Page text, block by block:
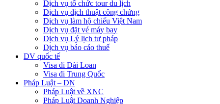
Dịch vụ tổ chức tour du lịch
Dịch vụ dịch thuật công chứng
Dịch vụ làm hộ chiếu Việt Nam
Dịch vụ đặt vé máy bay
Dịch vụ Lý lịch tư pháp
Dịch vụ báo cáo thuế
DV quốc tế
Visa đi Đài Loan
Visa đi Trung Quốc
Pháp Luật – DN
Pháp Luật về XNC
Pháp Luật Doanh Nghiệp